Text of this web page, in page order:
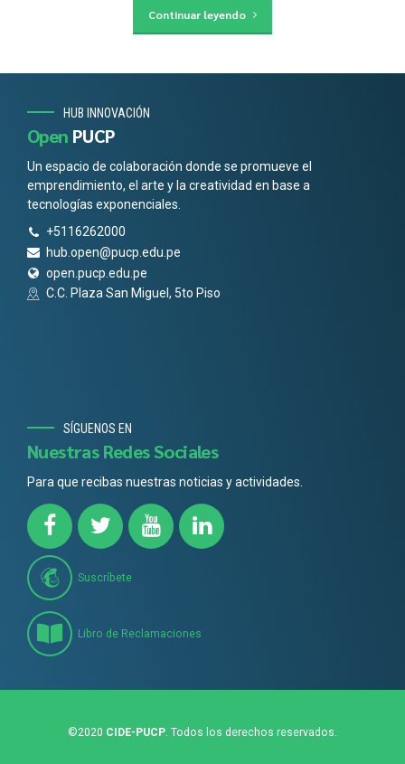
Continuar leyendo
HUB INNOVACIÓN
Open PUCP
Un espacio de colaboración donde se promueve el
emprendimiento, el arte y la creatividad en base a
tecnologías exponenciales.
+5116262000
hub.open@pucp.edu.pe
open.pucp.edu.pe
C.C. Plaza San Miguel, 5to Piso
SÍGUENOS EN
Nuestras Redes Sociales
Para que recibas nuestras noticias y actividades.
Suscríbete
Libro de Reclamaciones
©2020 CIDE-PUCP. Todos los derechos reservados.